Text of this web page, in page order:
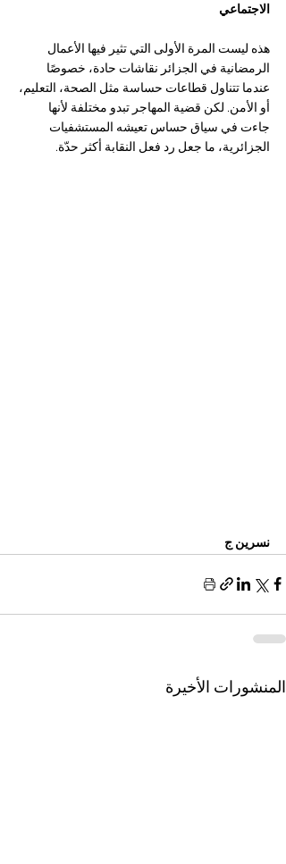
الاجتماعي
هذه ليست المرة الأولى التي تثير فيها الأعمال
الرمضانية في الجزائر نقاشات حادة، خصوصًا
عندما تتناول قطاعات حساسة مثل الصحة، التعليم،
أو الأمن. لكن قضية المهاجر تبدو مختلفة لأنها
جاءت في سياق حساس تعيشه المستشفيات
الجزائرية، ما جعل رد فعل النقابة أكثر حدّة.
نسرين ج
المنشورات الأخيرة